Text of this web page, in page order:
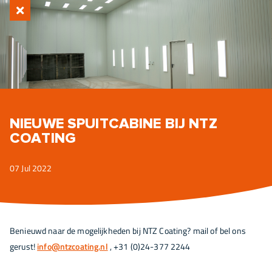
NIEUWE SPUITCABINE BIJ NTZ
COATING
07 Jul 2022
Benieuwd naar de mogelijkheden bij NTZ Coating? mail of bel ons
gerust!info@ntzcoating.nl, +31 (0)24-377 2244